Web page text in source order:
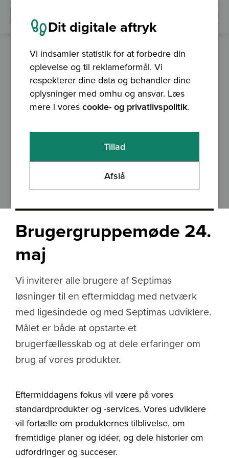
Dit digitale aftryk
Vi indsamler statistik for at forbedre din
oplevelse og til reklameformål. Vi
respekterer dine data og behandler dine
oplysninger med omhu og ansvar. Læs
mere i vorescookie- og privatlivspolitik.
Afslå
Tillad
event 10.03.2023
Brugergruppemøde 24.
maj
Vi inviterer alle brugere af Septimas
løsninger til en eftermiddag med netværk
med ligesindede og med Septimas udviklere.
Målet er både at opstarte et
brugerfællesskab og at dele erfaringer om
brug af vores produkter.
Eftermiddagens fokus vil være på vores
standardprodukter og -services. Vores udviklere
vil fortælle om produkternes tilblivelse, om
fremtidige planer og idéer, og dele historier om
udfordringer og succeser.